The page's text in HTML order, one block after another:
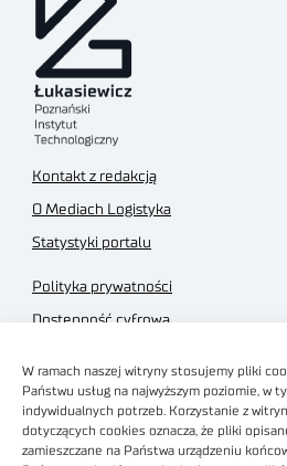
W ramach naszej witryny stosujemy pliki
Państwu usług na najwyższym poziomie, w
indywidualnych potrzeb. Korzystanie z
dotyczących cookies oznacza, że pliki
zamieszczane na Państwa urządzeniu
Kontakt z redakcją
O Mediach Logistyka
Statystyki portalu
Polityka prywatności
Dostępność cyfrowa
Regulamin sklepu